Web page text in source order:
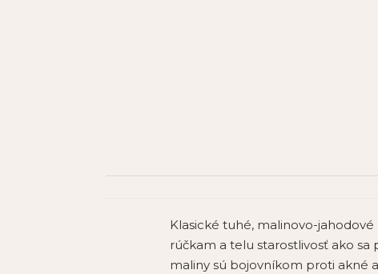
Klasické tuhé, malinovo-
rúčkam a telu starostlivosť ako sa
maliny sú bojovníkom proti akné